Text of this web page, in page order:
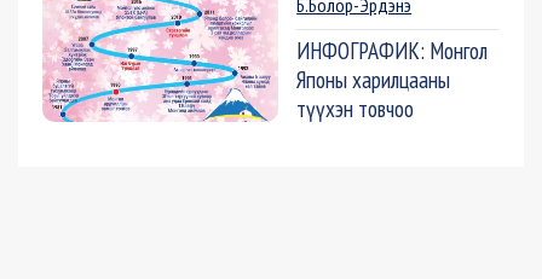
Б.Болор-Эрдэнэ
ИНФОГРАФИК: Монгол
Японы харилцааны
түүхэн товчоо